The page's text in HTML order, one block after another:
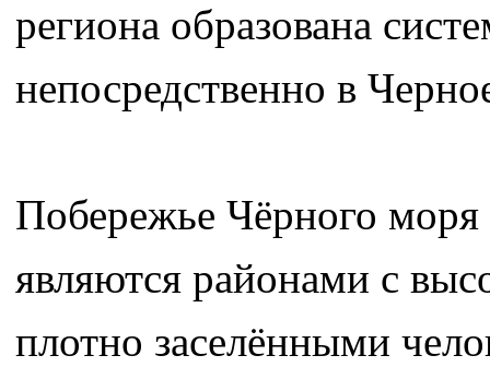
региона образована
непосредственно в
Побережье Чёрного
являются районами с
плотно заселёнными